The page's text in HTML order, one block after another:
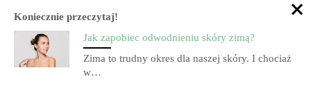
Koniecznie przeczytaj!
Jak zapobiec odwodnieniu skóry zimą?
Zima to trudny okres dla naszej skóry. I chociaż
w…